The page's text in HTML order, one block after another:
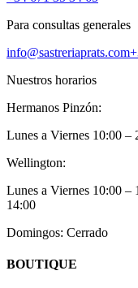
Para consultas generales
info@sastreriaprats.com
Nuestros horarios
Hermanos Pinzón:
Lunes a Viernes 10:00 –
Wellington:
Lunes a Viernes 10:00 –
14:00
Domingos: Cerrado
BOUTIQUE